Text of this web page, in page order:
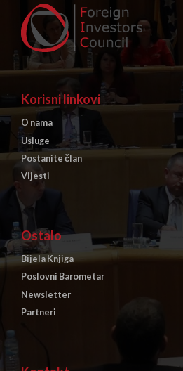
Korisni linkovi
O nama
Usluge
Postanite član
Vijesti
Ostalo
Bijela Knjiga
Poslovni Barometar
Newsletter
Partneri